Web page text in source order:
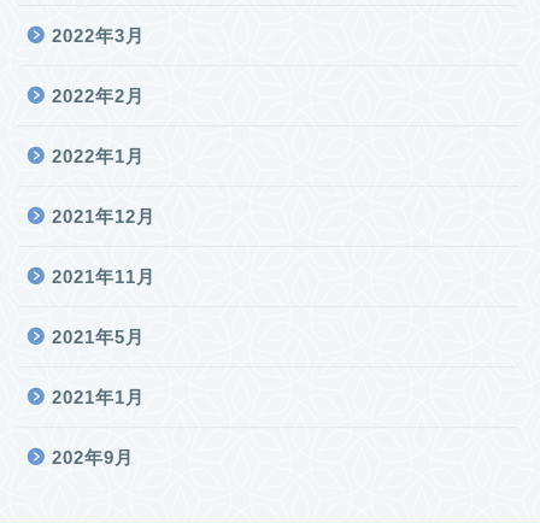
2022年3月
2022年2月
2022年1月
2021年12月
2021年11月
2021年5月
2021年1月
202年9月